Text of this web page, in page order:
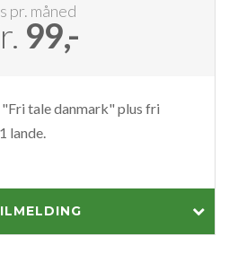
pr. måned
99,-
tale danmark" plus fri
lande.